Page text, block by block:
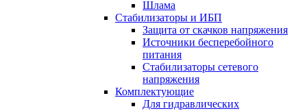
Шлама
Стабилизаторы и ИБП
Защита от скачков напряжения
Источники бесперебойного
питания
Стабилизаторы сетевого
напряжения
Комплектующие
Для гидравлических